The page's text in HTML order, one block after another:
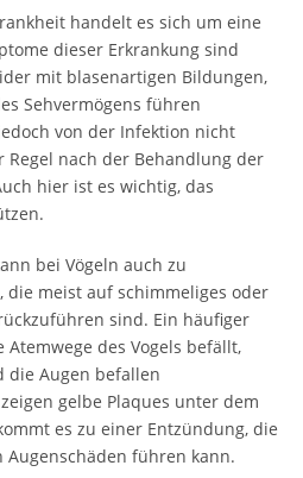
handelt es sich um eine
dieser Erkrankung sind
mit blasenartigen Bildungen,
Sehvermögens führen
von der Infektion nicht
nach der Behandlung der
hier ist es wichtig, das
bei Vögeln auch zu
meist auf schimmeliges oder
sind. Ein häufiger
des Vogels befällt,
die Augen befallen
gelbe Plaques unter dem
es zu einer Entzündung, die
führen kann.